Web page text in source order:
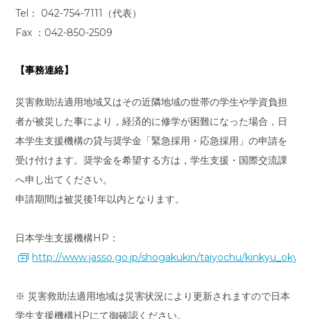
Tel： 042-754-7111（代表）
Fax ：042-850-2509
【事務連絡】
災害救助法適用地域又はその近隣地域の世帯の学生や学資負担
者が被災した事により，経済的に修学が困難になった場合，日
本学生支援機構の貸与奨学金「緊急採用・応急採用」の申請を
受け付けます。奨学金を希望する方は，学生支援・国際交流課
へ申し出てください。
申請期間は被災後1年以内となります。
日本学生支援機構HP：
http://www.jasso.go.jp/shogakukin/taiyochu/
※ 災害救助法適用地域は災害状況により更新されますので日本
学生支援機構HPにて御確認ください。